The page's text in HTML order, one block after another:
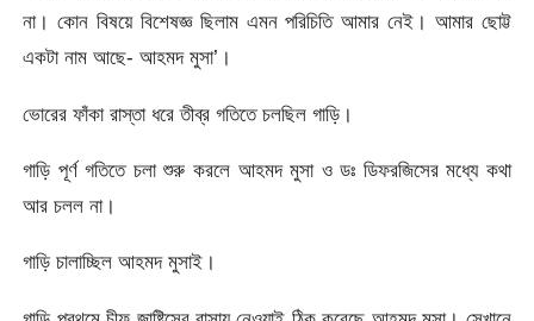
না। কোন বিষয়ে বিশেষজ্ঞ ছিলাম এমন পরিচিতি আমার নেই। আমার ছোট্ট
একটা নাম আছে- আহমদ মুসা’।
ভোরের ফাঁকা রাস্তা ধরে তীব্র গতিতে চলছিল গাড়ি।
গাড়ি পূর্ণ গতিতে চলা শুরু করলে আহমদ মুসা ও ডঃ ডিফরজিসের মধ্যে কথা
আর চলল না।
গাড়ি চালাচ্ছিল আহমদ মুসাই।